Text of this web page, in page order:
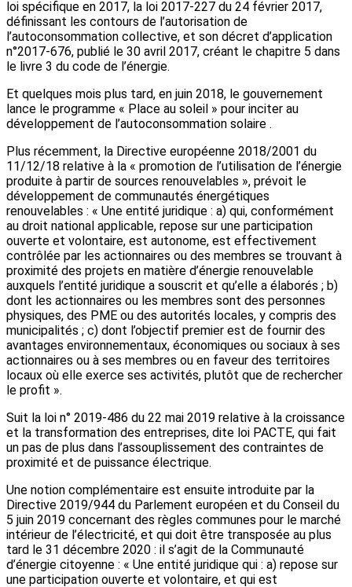
loi spécifique en 2017, la loi 2017-227 du 24 février 2017,
définissant les contours de l’autorisation de
l’autoconsommation collective, et son décret d’application
n°2017-676, publié le 30 avril 2017, créant le chapitre 5 dans
le livre 3 du code de l’énergie.
Et quelques mois plus tard, en juin 2018, le gouvernement
lance le programme « Place au soleil » pour inciter au
développement de l’autoconsommation solaire .
Plus récemment, la Directive européenne 2018/2001 du
11/12/18 relative à la « promotion de l’utilisation de l’énergie
produite à partir de sources renouvelables », prévoit le
développement de communautés énergétiques
renouvelables : « Une entité juridique : a) qui, conformément
au droit national applicable, repose sur une participation
ouverte et volontaire, est autonome, est effectivement
contrôlée par les actionnaires ou des membres se trouvant à
proximité des projets en matière d’énergie renouvelable
auxquels l’entité juridique a souscrit et qu’elle a élaborés ; b)
dont les actionnaires ou les membres sont des personnes
physiques, des PME ou des autorités locales, y compris des
municipalités ; c) dont l’objectif premier est de fournir des
avantages environnementaux, économiques ou sociaux à ses
actionnaires ou à ses membres ou en faveur des territoires
locaux où elle exerce ses activités, plutôt que de rechercher
le profit ».
Suit la loi n° 2019-486 du 22 mai 2019 relative à la croissance
et la transformation des entreprises, dite loi PACTE, qui fait
un pas de plus dans l’assouplissement des contraintes de
proximité et de puissance électrique.
Une notion complémentaire est ensuite introduite par la
Directive 2019/944 du Parlement européen et du Conseil du
5 juin 2019 concernant des règles communes pour le marché
intérieur de l’électricité, et qui doit être transposée au plus
tard le 31 décembre 2020 : il s’agit de la Communauté
d’énergie citoyenne : « Une entité juridique qui : a) repose sur
une participation ouverte et volontaire, et qui est